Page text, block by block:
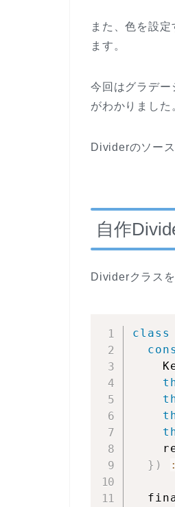
また、色を設
ます。
今回はグラデー
がわかりました
Dividerのソー
自作
Dividerクラス
class
} ) :